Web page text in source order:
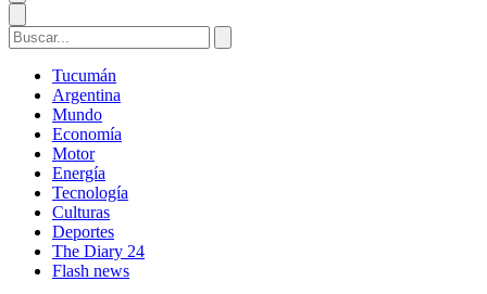
Tucumán
Argentina
Mundo
Economía
Motor
Energía
Tecnología
Culturas
Deportes
The Diary 24
Flash news